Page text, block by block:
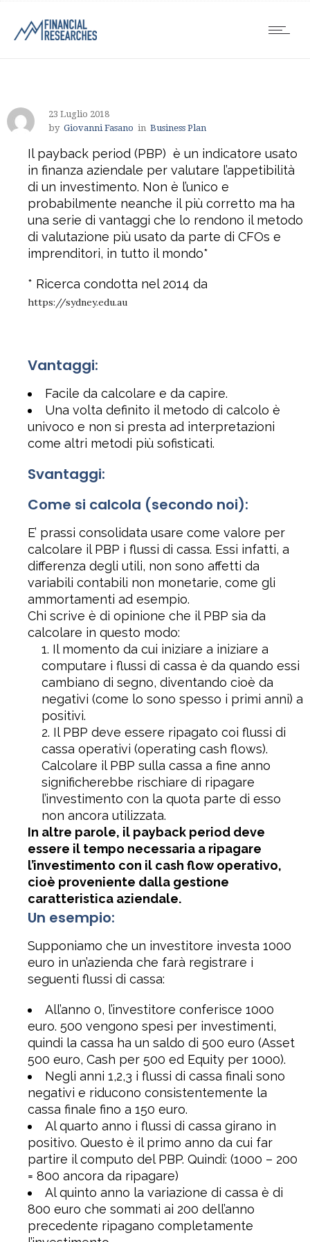
23 Luglio 2018
by Giovanni Fasano in Business Plan
Il payback period (PBP) è un indicatore usato
in finanza aziendale per valutare l’appetibilità
di un investimento. Non è l’unico e
probabilmente neanche il più corretto ma ha
una serie di vantaggi che lo rendono il metodo
di valutazione più usato da parte di CFOs e
imprenditori, in tutto il mondo*
* Ricerca condotta nel 2014 da
https://sydney.edu.au
Vantaggi:
Facile da calcolare e da capire.
Una volta definito il metodo di calcolo è
univoco e non si presta ad interpretazioni
come altri metodi più sofisticati.
Svantaggi:
Come si calcola (secondo noi):
E’ prassi consolidata usare come valore per
calcolare il PBP i flussi di cassa. Essi infatti, a
differenza degli utili, non sono affetti da
variabili contabili non monetarie, come gli
ammortamenti ad esempio.
Chi scrive è di opinione che il PBP sia da
calcolare in questo modo:
Il momento da cui iniziare a iniziare a
computare i flussi di cassa è da quando essi
cambiano di segno, diventando cioè da
negativi (come lo sono spesso i primi anni) a
positivi.
Il PBP deve essere ripagato coi flussi di
cassa operativi (operating cash flows).
Calcolare il PBP sulla cassa a fine anno
significherebbe rischiare di ripagare
l’investimento con la quota parte di esso
non ancora utilizzata.
In altre parole, il payback period deve
essere il tempo necessaria a ripagare
l’investimento con il cash flow operativo,
cioè proveniente dalla gestione
caratteristica aziendale.
Un esempio:
Supponiamo che un investitore investa 1000
euro in un’azienda che farà registrare i
seguenti flussi di cassa:
All’anno 0, l’investitore conferisce 1000
euro. 500 vengono spesi per investimenti,
quindi la cassa ha un saldo di 500 euro (Asset
500 euro, Cash per 500 ed Equity per 1000).
Negli anni 1,2,3 i flussi di cassa finali sono
negativi e riducono consistentemente la
cassa finale fino a 150 euro.
Al quarto anno i flussi di cassa girano in
positivo. Questo è il primo anno da cui far
partire il computo del PBP. Quindi: (1000 – 200
= 800 ancora da ripagare)
Al quinto anno la variazione di cassa è di
800 euro che sommati ai 200 dell’anno
precedente ripagano completamente